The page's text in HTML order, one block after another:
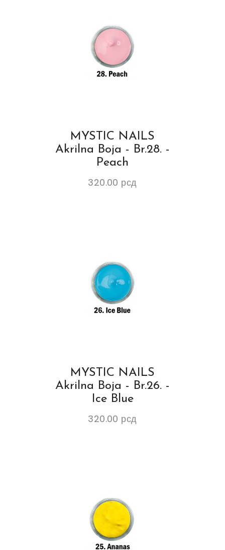
MYSTIC NAILS
Akrilna Boja - Br.28. -
Peach
320.00 рсд
MYSTIC NAILS
Akrilna Boja - Br.26. -
Ice Blue
320.00 рсд